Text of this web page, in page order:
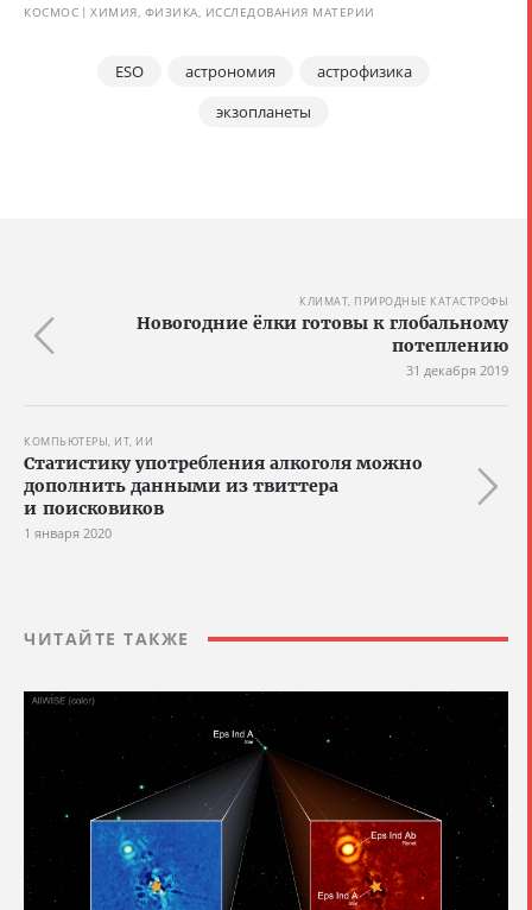
КОСМОС ХИМИЯ, ФИЗИКА, ИССЛЕДОВАНИЯ МАТЕРИИ
ESO астрономия
астрофизика
экзопланеты
КЛИМАТ, ПРИРОДНЫЕ КАТАСТРОФЫ
Новогодние ёлки готовы к глобальному
потеплению
31 декабря 2019
КОМПЬЮТЕРЫ, ИТ, ИИ
Статистику употребления алкоголя можно
дополнить данными из твиттера
и поисковиков
1 января 2020
ЧИТАЙТЕ ТАКЖЕ